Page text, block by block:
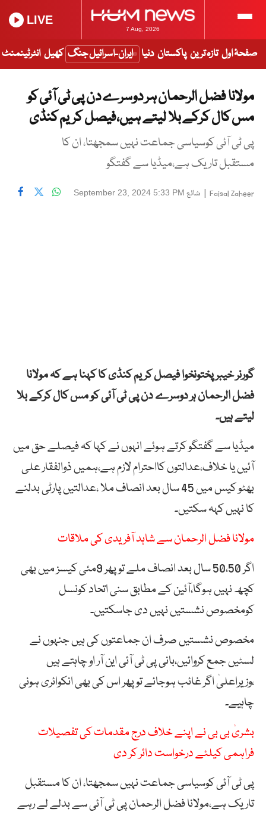
7 Aug, 2026
LIVE
صفحۂ اول تازہ ترین پاکستان دنیا ایران-اسرائیل جنگ کھیل انٹرٹینمنٹ
مولانا فضل الرحمان ہر دوسرے دن پی ٹی آئی کو
مس کال کرکے بلا لیتے ہیں،فیصل کریم کنڈی
پی ٹی آئی کوسیاسی جماعت نہیں سمجھتا، ان کا
مستقبل تاریک ہے،میڈیا سے گفتگو
Faisal Zaheer
| شائع September 23, 2024 5:33 PM
گورنر خیبرپختونخوا فیصل کریم کنڈی کا کہنا ہے کہ مولانا
فضل الرحمان ہر دوسرے دن پی ٹی آئی کو مس کال کرکے بلا
لیتے ہیں۔
میڈیا سے گفتگو کرتے ہوئے انہوں نے کہا کہ فیصلے حق میں
آئیں یا خلاف،عدالتوں کااحترام لازم ہے،ہمیں ذوالفقار علی
بھٹو کیس میں 45 سال بعد انصاف ملا ،عدالتیں پارٹی بدلنے
کا نہیں کہہ سکتیں۔
مولانا فضل الرحمان سے شاہد آفریدی کی ملاقات
اگر 50،50 سال بعد انصاف ملے تو پھر 9مئی کیسز میں بھی
کچھ نہیں ہوگا،آئین کے مطابق سنی اتحاد کونسل
کومخصوص نشستیں نہیں دی جاسکتیں۔
مخصوص نشستیں صرف ان جماعتوں کی ہیں جنہوں نے
لسٹیں جمع کروائیں،بانی پی ٹی آئی این آر او چاہتے ہیں
،وزیراعلیٰ اگر غائب ہوجائے تو پھر اس کی بھی انکوائری ہونی
چاہیے۔
بشریٰ بی بی نے اپنے خلاف درج مقدمات کی تفصیلات
فراہمی کیلئے درخواست دائر کر دی
پی ٹی آئی کوسیاسی جماعت نہیں سمجھتا، ان کا مستقبل
تاریک ہے،مولانا فضل الرحمان پی ٹی آئی سے بدلے لے رہے